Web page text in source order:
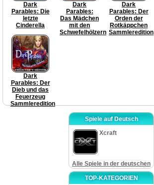
Dark
Parables: Die
letzte
Cinderella
Dark
Parables:
Das Mädchen
mit den
Schwefelhölzern
Dark
Parables: Der
Orden der
Rotkäppchen
Sammleredition
Dark
Parables: Der
Dieb und das
Feuerzeug
Sammleredition
Spiele auf Deutsch
Xcraft
Alle Spiele in der deutschen
TOP-KATEGORIEN